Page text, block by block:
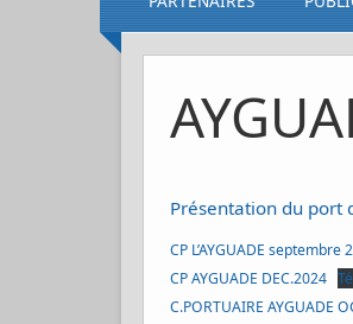
Présentation du port
CP L’AYGUADE septembre
CP AYGUADE DEC.2024
C.PORTUAIRE AYGUADE